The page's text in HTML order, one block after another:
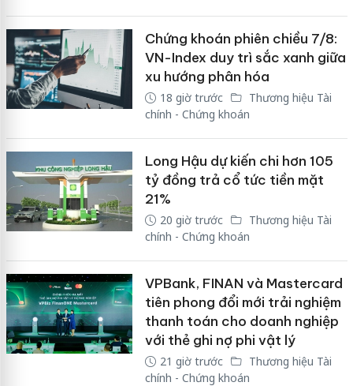
Chứng khoán phiên chiều 7/8:
VN-Index duy trì sắc xanh giữa
xu hướng phân hóa
18 giờ trước
Thương hiệu Tài
chính - Chứng khoán
Long Hậu dự kiến chi hơn 105
tỷ đồng trả cổ tức tiền mặt
21%
20 giờ trước
Thương hiệu Tài
chính - Chứng khoán
VPBank, FINAN và Mastercard
tiên phong đổi mới trải nghiệm
thanh toán cho doanh nghiệp
với thẻ ghi nợ phi vật lý
21 giờ trước
Thương hiệu Tài
chính - Chứng khoán